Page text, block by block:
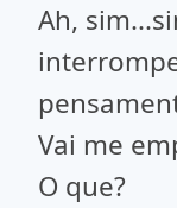
Ah,
Vai me
O que?